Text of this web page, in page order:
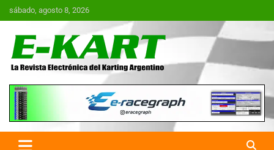
Saltar
al
sábado, agosto 8, 2026
E-Kart.com.ar | La Revista
Electrónica del Karting en
Argentina